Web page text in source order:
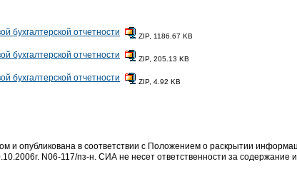
бухгалтерской отчетности
ZIP, 1186.67 KB
бухгалтерской отчетности ZIP, 205.13 KB
бухгалтерской отчетности ZIP, 4.92 KB
и опубликована в соответствии с Положением о раскрытии
N06-117/пз-н. СИА не несет ответственности за содержание